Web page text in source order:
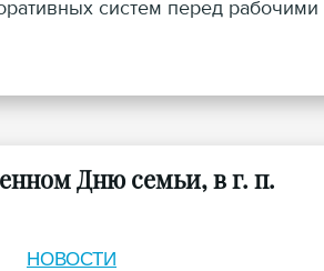
систем перед рабочими
Дню семьи, в г. п.
НОВОСТИ